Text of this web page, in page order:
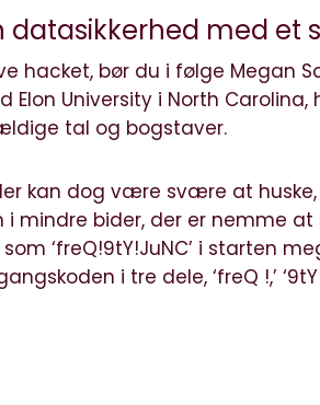
datasikkerhed med et
hacket, bør du i følge Megan
Elon University i North
tal og bogstaver.
kan dog være svære at
mindre bider, der er nemme at
‘freQ!9tY!JuNC’ i starten
i tre dele, ‘freQ !,’